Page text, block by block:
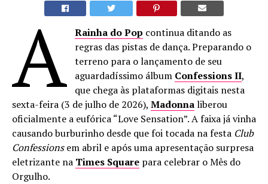
A Rainha do Pop continua ditando as
regras das pistas de dança. Preparando o
terreno para o lançamento de seu
aguardadíssimo álbum Confessions II,
que chega às plataformas digitais nesta
sexta-feira (3 de julho de 2026), Madonnaliberou
oficialmente a eufórica “Love Sensation”. A faixa já vinha
causando burburinho desde que foi tocada na festa Club
Confessionsem abril e após uma apresentação surpresa
eletrizante na Times Square para celebrar o Mês do
Orgulho.